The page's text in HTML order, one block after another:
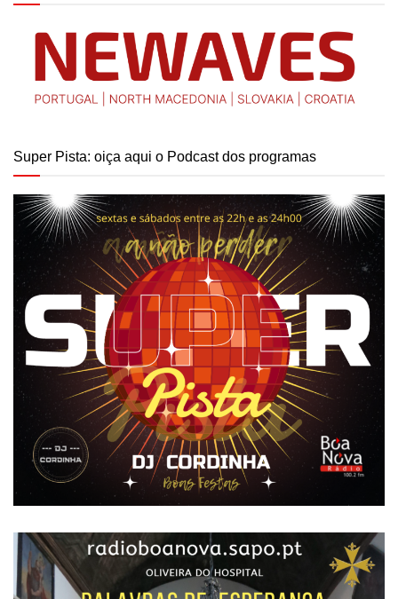
Super Pista: oiça aqui o Podcast dos programas